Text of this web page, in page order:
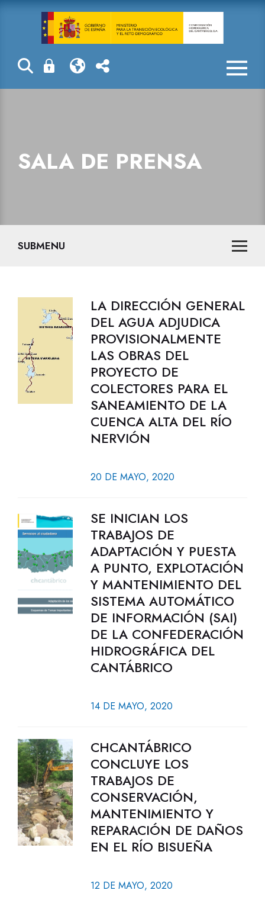
Sala de prensa
SALA DE PRENSA
SUBMENU
LA DIRECCIÓN GENERAL
DEL AGUA ADJUDICA
PROVISIONALMENTE
LAS OBRAS DEL
PROYECTO DE
COLECTORES PARA EL
SANEAMIENTO DE LA
CUENCA ALTA DEL RÍO
NERVIÓN
20 DE MAYO, 2020
SE INICIAN LOS
TRABAJOS DE
ADAPTACIÓN Y PUESTA
A PUNTO, EXPLOTACIÓN
Y MANTENIMIENTO DEL
SISTEMA AUTOMÁTICO
DE INFORMACIÓN (SAI)
DE LA CONFEDERACIÓN
HIDROGRÁFICA DEL
CANTÁBRICO
14 DE MAYO, 2020
CHCANTÁBRICO
CONCLUYE LOS
TRABAJOS DE
CONSERVACIÓN,
MANTENIMIENTO Y
REPARACIÓN DE DAÑOS
EN EL RÍO BISUEÑA
12 DE MAYO, 2020